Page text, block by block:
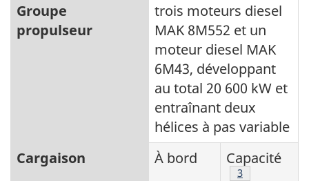
Groupe
propulseur
trois moteurs diesel
MAK 8M552 et un
moteur diesel MAK
6M43, développant
au total 20 600 kW et
entraînant deux
hélices à pas variable
Cargaison
À bord Capacité
Note de bas
3